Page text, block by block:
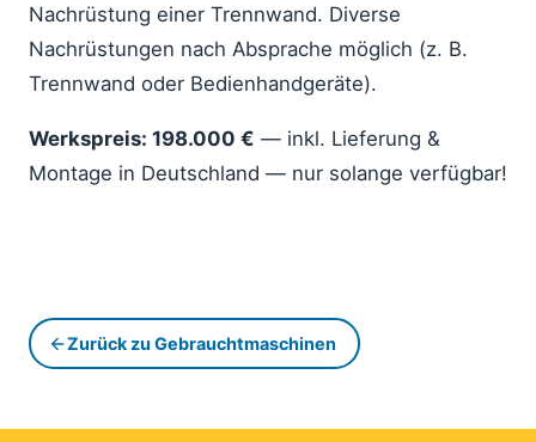
Nachrüstung einer Trennwand. Diverse
Nachrüstungen nach Absprache möglich (z. B.
Trennwand oder Bedienhandgeräte).
Werkspreis: 198.000 € — inkl. Lieferung &
Montage in Deutschland — nur solange verfügbar!
Zurück zu Gebrauchtmaschinen